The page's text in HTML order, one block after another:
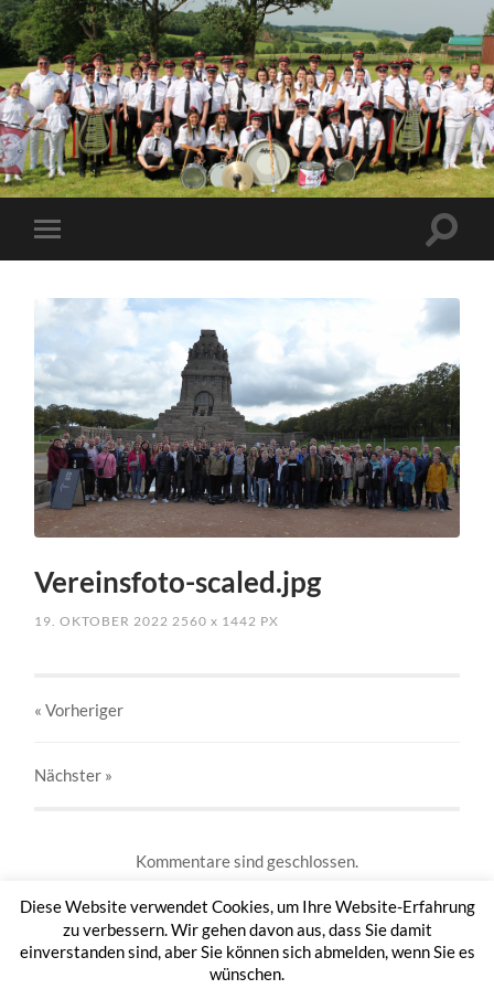
Vereinsfoto-scaled.jpg
19. OKTOBER 2022 2560x 1442 PX
« Vorheriger
Nächster »
Kommentare sind geschlossen.
TAMBOURCORPS OTTFINGEN 1953 E.V.
Diese Website verwendet Cookies, um Ihre Website-Erfahrung
zu verbessern. Wir gehen davon aus, dass Sie damit
einverstanden sind, aber Sie können sich abmelden, wenn Sie es
wünschen.